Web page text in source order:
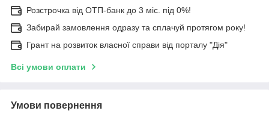
Розстрочка від ОТП-банк до 3 міс. під 0%!
Забирай замовлення одразу та сплачуй протягом року!
Грант на розвиток власної справи від порталу "Дія"
Всі умови оплати
Умови повернення